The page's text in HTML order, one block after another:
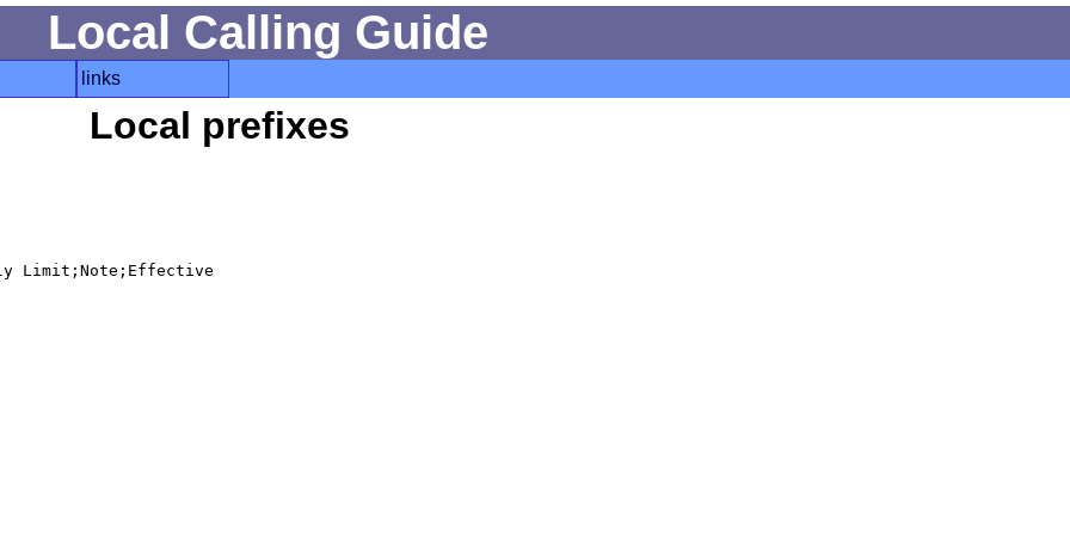
Local Calling Guide
links
Local prefixes